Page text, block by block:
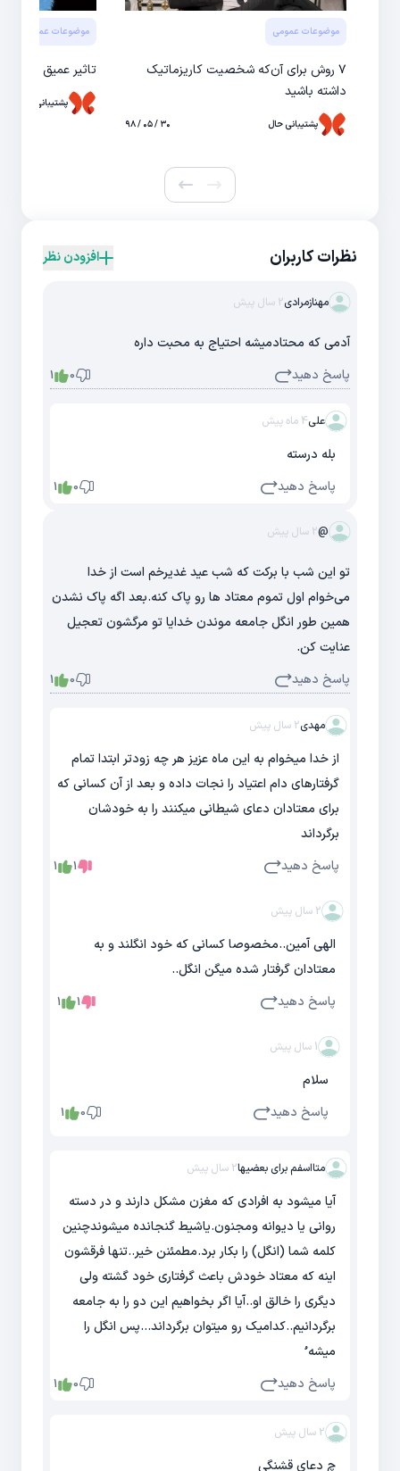
موضوعات عمومی
۷ روش برای آن‌که شخصیت کاریزماتیک
داشته باشید
پشتیبانی حال ۳۰ / ۰۵ / ۹۸
موضوعات عمومی
تاثير عميق داشتن
پشتیبانی حال
نظرات کاربران افزودن نظر
مهنازمرادی2 سال پیش
آدمی که محتادمیشه احتیاج به محبت داره
پاسخ دهید
0
1
علی4 ماه پیش
بله درسته
پاسخ دهید
0
1
@2 سال پیش
تو این شب با برکت که شب عید غدیرخم است از خدا
می‌خوام اول تموم معتاد ها رو پاک کنه.بعد اگه پاک نشدن
همین طور انگل جامعه موندن خدایا تو مرگشون تعجیل
عنایت کن.
پاسخ دهید
0
1
مهدی2 سال پیش
از خدا میخوام به این ماه عزیز هر چه زودتر ابتدا تمام
گرفتارهای دام اعتیاد را نجات داده و بعد از آن کسانی که
برای معتادان دعای شیطانی میکنند را به خودشان
برگرداند
پاسخ دهید
1
1
2 سال پیش
الهی آمین..مخصوصا کسانی که خود انگلند و به
معتادان گرفتار شده میگن انگل..
پاسخ دهید
1
1
1 سال پیش
سلام
پاسخ دهید
0
1
متااسفم برای بعضیها2 سال پیش
آیا میشود به افرادی که مغزن مشکل دارند و در دسته
روانی یا دیوانه ومجنون.یاشیط گنجانده میشوندچنین
کلمه شما (انگل) را بکار برد.مطمئنن خیر..تنها فرقشون
اینه که معتاد خودش باعث گرفتاری خود گشته ولی
دیگری را خالق او..آیا اگر بخواهیم این دو را به جامعه
برگردانیم..کدامیک رو میتوان برگرداند...پس انگل را
میشه ُ
پاسخ دهید
0
1
2 سال پیش
چ دعای قشنگی